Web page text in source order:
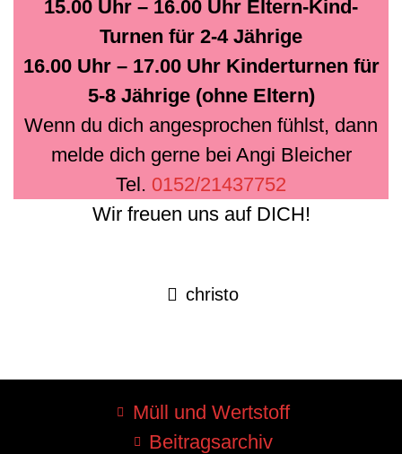
15.00 Uhr – 16.00 Uhr Eltern-Kind-
Turnen für 2-4 Jährige
16.00 Uhr – 17.00 Uhr Kinderturnen für
5-8 Jährige (ohne Eltern)
Wenn du dich angesprochen fühlst, dann
melde dich gerne bei Angi Bleicher
Tel. 0152/21437752
Wir freuen uns auf DICH!
christo
Müll und Wertstoff
Beitragsarchiv